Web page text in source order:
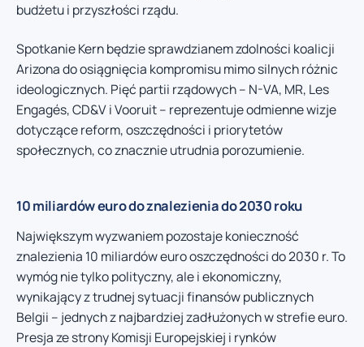
budżetu i przyszłości rządu.
Spotkanie Kern będzie sprawdzianem zdolności koalicji
Arizona do osiągnięcia kompromisu mimo silnych różnic
ideologicznych. Pięć partii rządowych – N-VA, MR, Les
Engagés, CD&V i Vooruit – reprezentuje odmienne wizje
dotyczące reform, oszczędności i priorytetów
społecznych, co znacznie utrudnia porozumienie.
10 miliardów euro do znalezienia do 2030 roku
Największym wyzwaniem pozostaje konieczność
znalezienia 10 miliardów euro oszczędności do 2030 r. To
wymóg nie tylko polityczny, ale i ekonomiczny,
wynikający z trudnej sytuacji finansów publicznych
Belgii – jednych z najbardziej zadłużonych w strefie euro.
Presja ze strony Komisji Europejskiej i rynków